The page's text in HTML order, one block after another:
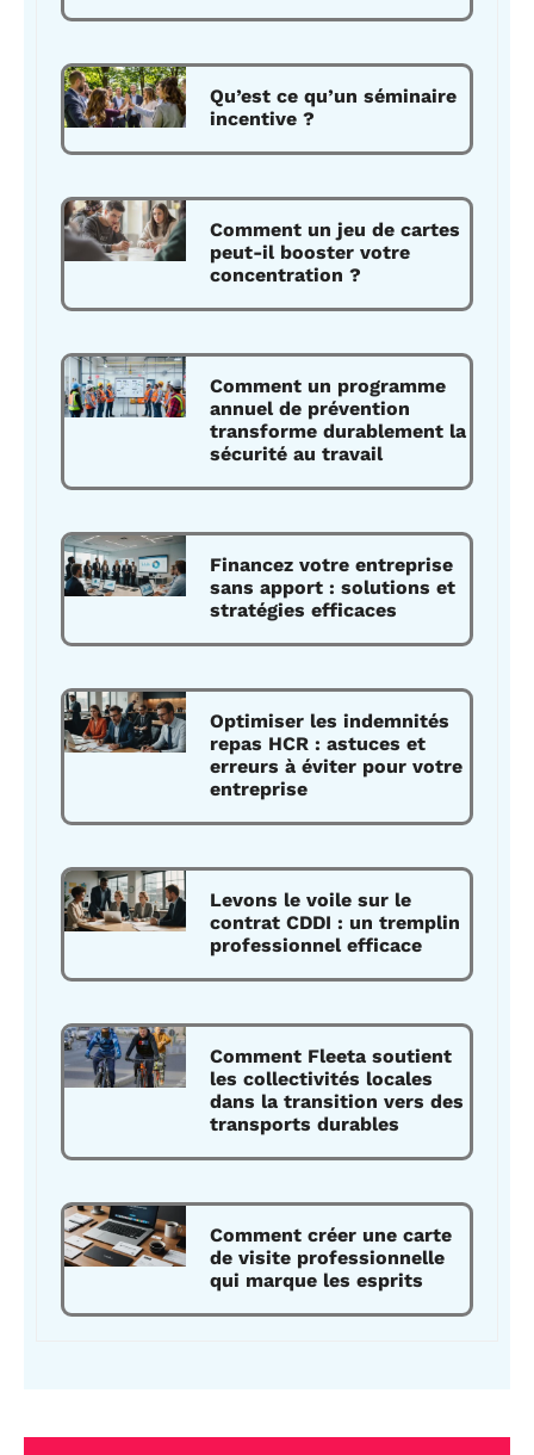
Qu’est ce qu’un séminaire
incentive ?
Comment un jeu de cartes
peut-il booster votre
concentration ?
Comment un programme
annuel de prévention
transforme durablement la
sécurité au travail
Financez votre entreprise
sans apport : solutions et
stratégies efficaces
Optimiser les indemnités
repas HCR : astuces et
erreurs à éviter pour votre
entreprise
Levons le voile sur le
contrat CDDI : un tremplin
professionnel efficace
Comment Fleeta soutient
les collectivités locales
dans la transition vers des
transports durables
Comment créer une carte
de visite professionnelle
qui marque les esprits